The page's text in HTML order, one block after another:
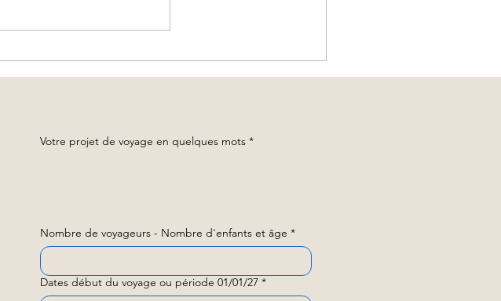
Votre projet de voyage en quelques mots *
Nombre de voyageurs - Nombre d'enfants et âge *
Dates début du voyage ou période 01/01/27 *